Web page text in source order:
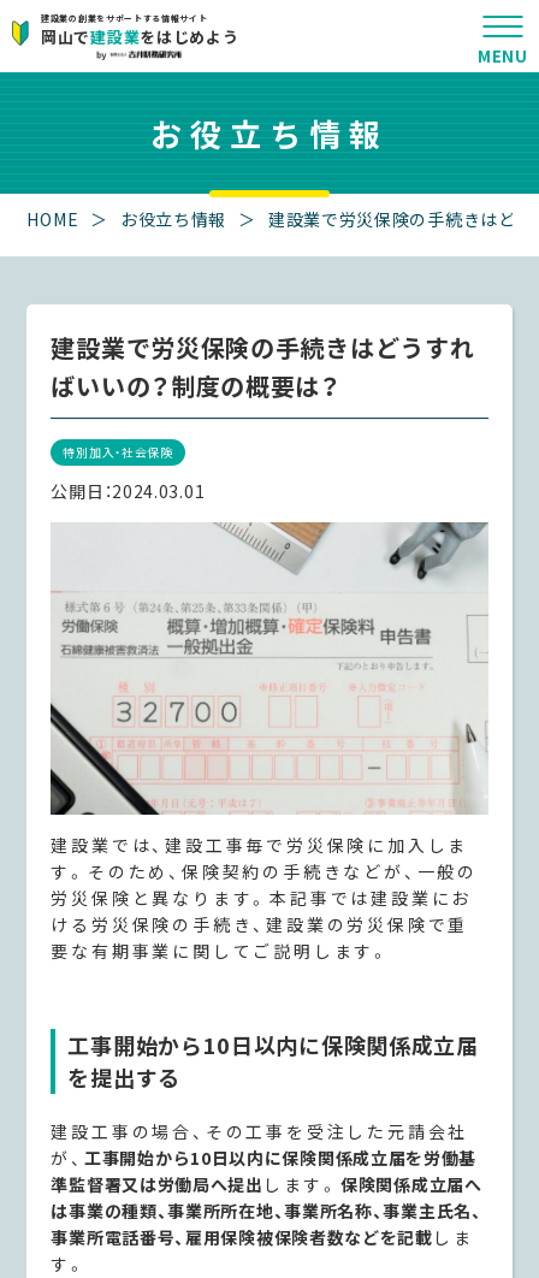
建設業の創業をサポートする情報サイト
岡山で建設業をはじめよう
お役立ち情報
HOME ＞ お役立ち情報 ＞ 建設業で労災保険の手続きはど
建設業で労災保険の手続きはどうすれ
ばいいの？制度の概要は？
特別加入・社会保険
公開日：2024.03.01
建設業では、建設工事毎で労災保険に加入しま
す。そのため、保険契約の手続きなどが、一般の
労災保険と異なります。本記事では建設業にお
ける労災保険の手続き、建設業の労災保険で重
要な有期事業に関してご説明します。
工事開始から10日以内に保険関係成立届
を提出する
建設工事の場合、その工事を受注した元請会社
が、工事開始から10日以内に保険関係成立届を労働基
準監督署又は労働局へ提出 します。保険関係成立届へ
は事業の種類、事業所所在地、事業所名称、事業主氏名、
事業所電話番号、雇用保険被保険者数などを記載 しま
す。